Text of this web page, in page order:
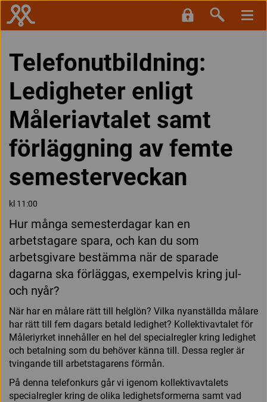
Telefonutbildning:
Ledigheter enligt
Måleriavtalet samt
förläggning av femte
semesterveckan
kl 11:00
Hur många semesterdagar kan en
arbetstagare spara, och kan du som
arbetsgivare bestämma när de sparade
dagarna ska förläggas, exempelvis kring jul-
och nyår?
När har en målare rätt till helglön? Vilka nyanställda målare
har rätt till fem dagars betald ledighet? Kollektivavtalet för
Måleriyrket innehåller en hel del specialregler kring ledighet
och betalning som du behöver känna till. Dessa regler är
tvingande till arbetstagarens förmån.
På denna telefonkurs går vi igenom kollektivavtalets
specialregler kring de olika ledighetsformerna samt vad